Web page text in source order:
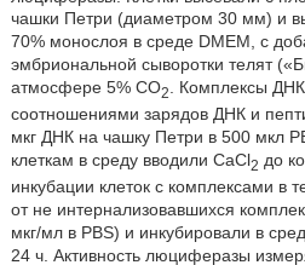
чашки Петри (диаметром 30 мм) и
70% монослоя в среде DMEM, с
эмбриональной сыворотки телят
атмосфере 5% CO2. Комплексы
соотношениями зарядов ДНК и
мкг ДНК на чашку Петри в 500 мкл
клеткам в среду вводили CaCl2 до
инкубации клеток с комплексами в
от не интернализовавшихся
мкг/мл в PBS) и инкубировали в
24 ч. Активность люциферазы